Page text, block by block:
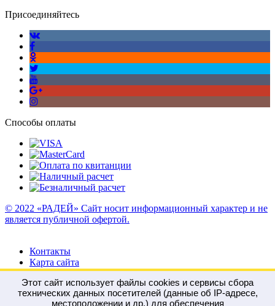
Присоединяйтесь
Способы оплаты
© 2022 «РАДЕЙ» Сайт носит информационный характер и не
является публичной офертой.
Контакты
Карта сайта
Этот сайт использует файлы cookies и сервисы сбора
технических данных посетителей (данные об IP-адресе,
местоположении и др.) для обеспечения